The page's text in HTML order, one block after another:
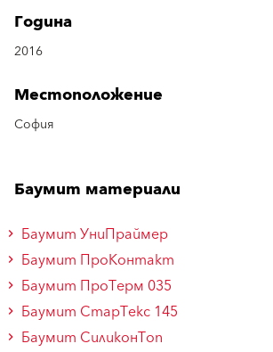
Година
2016
Местоположение
София
Баумит материали
Баумит УниПраймер
Баумит ПроКонтакт
Баумит ПроТерм 035
Баумит СтарТекс 145
Баумит СиликонТоп